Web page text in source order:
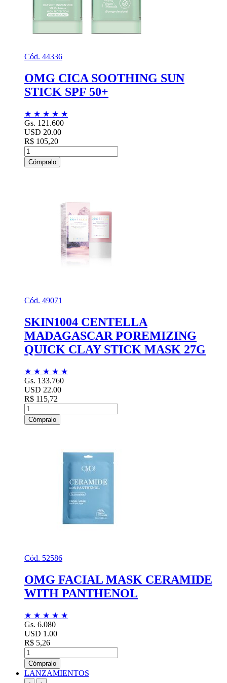
Cód. 44336
OMG CICA SOOTHING SUN
STICK SPF 50+
★ ★ ★ ★ ★
Gs. 121.600
USD 20.00
R$ 105,20
Cómpralo
Cód. 49071
SKIN1004 CENTELLA
MADAGASCAR POREMIZING
QUICK CLAY STICK MASK 27G
★ ★ ★ ★ ★
Gs. 133.760
USD 22.00
R$ 115,72
Cómpralo
Cód. 52586
OMG FACIAL MASK CERAMIDE
WITH PANTHENOL
★ ★ ★ ★ ★
Gs. 6.080
USD 1.00
R$ 5,26
Cómpralo
LANZAMIENTOS